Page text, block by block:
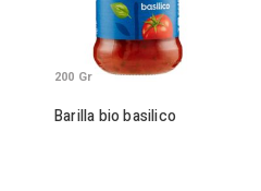
Barilla bio basilico
200 Gr